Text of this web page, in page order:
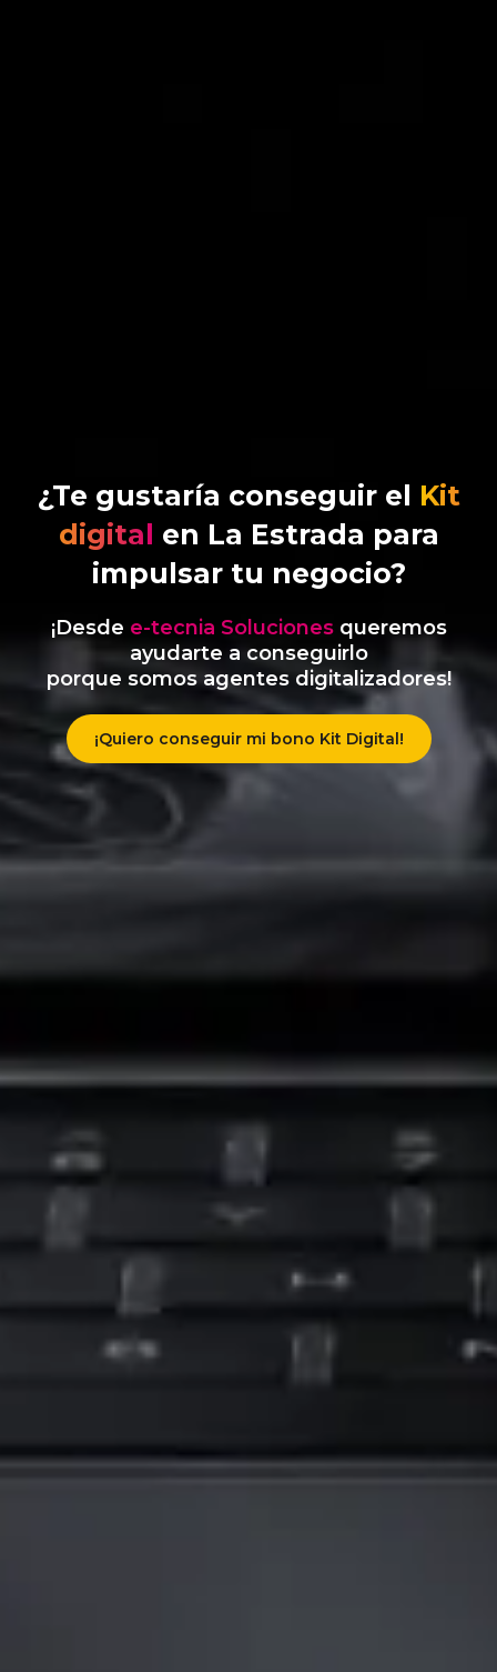
¿Te gustaría conseguir el Kit
digital en La Estrada para
impulsar tu negocio?
¡Desde e-tecnia Solucionesqueremos
ayudarte a conseguirlo
porque somos agentes digitalizadores!
¡Quiero conseguir mi bono Kit Digital!